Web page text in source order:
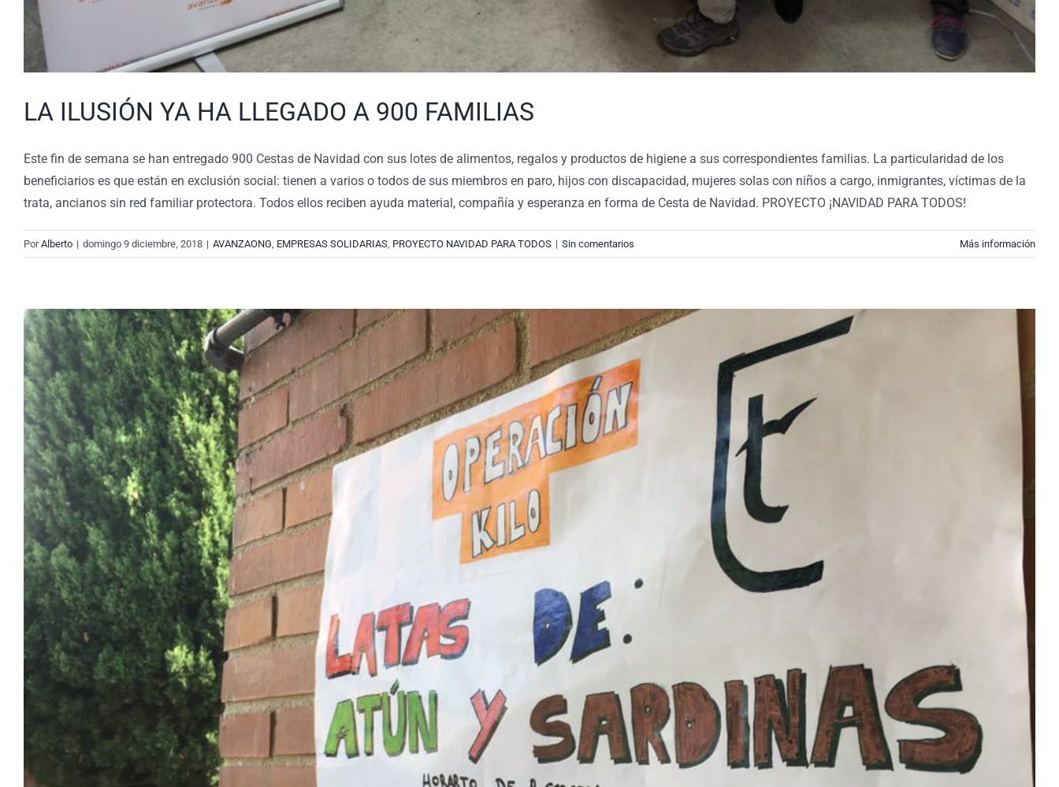
LA ILUSIÓN YA HA LLEGADO A 900 FAMILIAS
Este fin de semana se han entregado 900 Cestas de Navidad con sus lotes de alimentos, regalos y productos de higiene a sus correspondientes familias. La particularidad de los
beneficiarios es que están en exclusión social: tienen a varios o todos de sus miembros en paro, hijos con discapacidad, mujeres solas con niños a cargo, inmigrantes, víctimas de la
trata, ancianos sin red familiar protectora. Todos ellos reciben ayuda material, compañía y esperanza en forma de Cesta de Navidad. PROYECTO ¡NAVIDAD PARA TODOS!
PorAlberto | domingo 9 diciembre, 2018 | AVANZAONG, EMPRESAS SOLIDARIAS, PROYECTO NAVIDAD PARA TODOS | Sin comentarios Más información